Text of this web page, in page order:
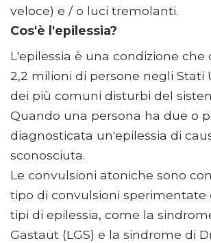
veloce) e / o luci tremolanti.
Cos'è l'epilessia?
L'epilessia è una condizione che
2,2 milioni di persone negli Stati
dei più comuni disturbi del
Quando una persona ha due o
diagnosticata un'epilessia di
sconosciuta.
Le convulsioni atoniche sono
tipo di convulsioni sperimentate
tipi di epilessia, come la
Gastaut (LGS) e la sindrome di